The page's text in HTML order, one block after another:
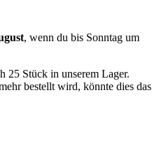
, wenn du bis Sonntag um
25 Stück in unserem Lager.
bestellt wird, könnte dies das